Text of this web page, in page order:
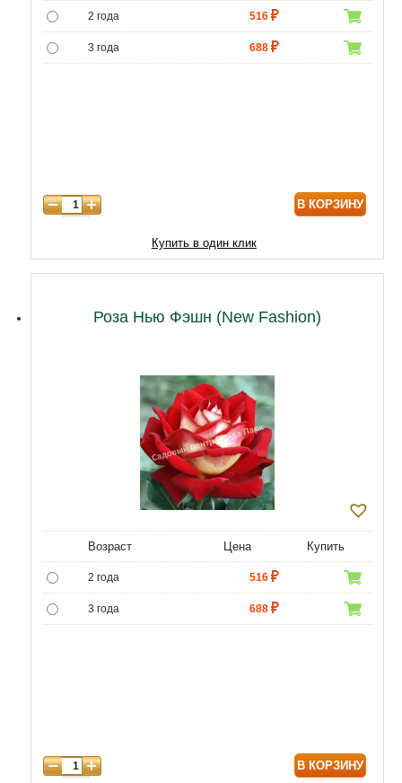
2 года 516
3 года 688
В КОРЗИНУ
Купить в один клик
Роза Нью Фэшн (New Fashion)
Возраст Цена Купить
2 года 516
3 года 688
В КОРЗИНУ